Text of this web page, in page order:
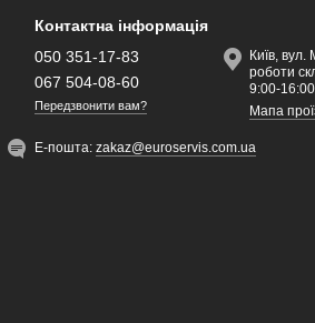
Контактна інформація
050 351-17-83
067 504-08-60
Передзвонити вам?
Київ,
роботи
9:00-16:00
Мапа
Е-пошта:zakaz@euroservis.com.ua